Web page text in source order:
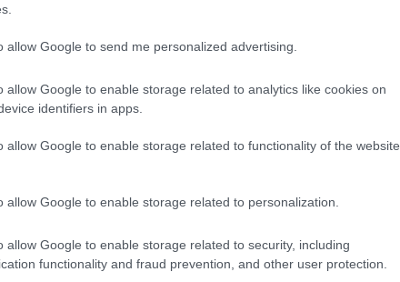
allow Google to send me personalized advertising.
allow Google to enable storage related to analytics like cookies on
identifiers in apps.
allow Google to enable storage related to functionality of the website
allow Google to enable storage related to personalization.
allow Google to enable storage related to security, including
functionality and fraud prevention, and other user protection.